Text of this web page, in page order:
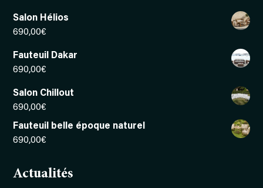
Salon Hélios
690,00€
Fauteuil Dakar
690,00€
Salon Chillout
690,00€
Fauteuil belle époque naturel
690,00€
Actualités